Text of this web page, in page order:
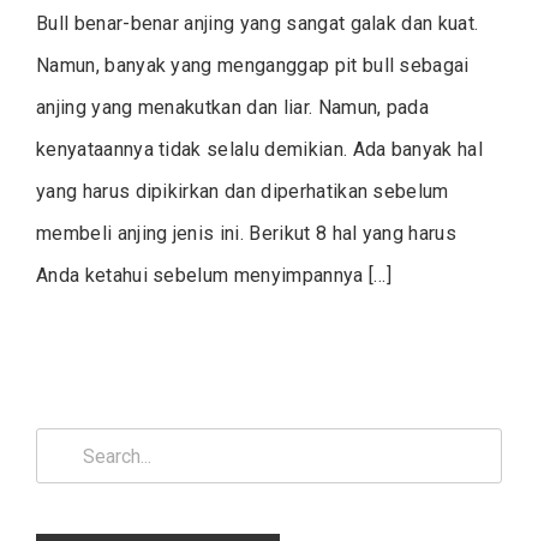
Wajib
Bull benar-benar anjing yang sangat galak dan kuat.
Namun, banyak yang menganggap pit bull sebagai
anjing yang menakutkan dan liar. Namun, pada
kenyataannya tidak selalu demikian. Ada banyak hal
yang harus dipikirkan dan diperhatikan sebelum
membeli anjing jenis ini. Berikut 8 hal yang harus
Anda ketahui sebelum menyimpannya […]